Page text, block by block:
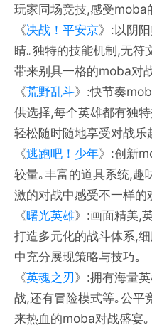
玩家同场竞技,感受moba
《决战！平安京》:以阴
睛｡独特的技能机制,无符
带来别具一格的moba对
《荒野乱斗》:快节奏
供选择,每个英雄都有独
轻松随时随地享受对战乐
《逃跑吧！少年》:创新
较量｡丰富的道具系统,趣
激的对战中感受不一样的
《曙光英雄》:画面精美,
打造多元化的战斗体系,
中充分展现策略与技巧｡
《英魂之刃》:拥有海量
战,还有冒险模式等｡公平
来热血的moba对战盛宴｡